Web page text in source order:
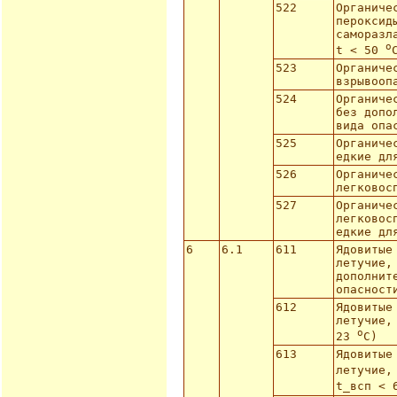
522
t < 50 o
523
524
без
вида
525
едкие
526
527
едкие
6
6.1 611
летучие,
612
23 oС)
613
t_всп <